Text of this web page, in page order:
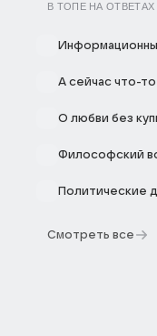
В ТОПЕ НА ОТВЕТАХ
А сейчас что-
О любви без
Философский
Политические
Смотреть все